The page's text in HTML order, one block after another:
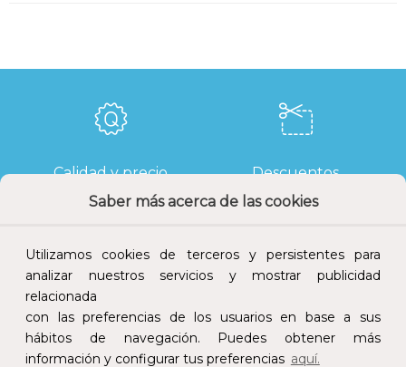
Saber más acerca de las cookies
Utilizamos cookies de terceros y persistentes para
analizar nuestros servicios y mostrar publicidad
relacionada
con las preferencias de los usuarios en base a sus
hábitos de navegación. Puedes obtener más
información y configurar tus preferencias aquí.
Calidad y precio Descuentos
Devoluciones Pago seguro